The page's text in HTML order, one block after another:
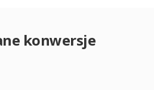
konwersje